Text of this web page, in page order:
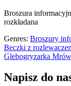
Broszura
rozkładana
Genres: Broszury
Nawigacja
wpisu
Beczki z
Glebogryzarka
Napisz do